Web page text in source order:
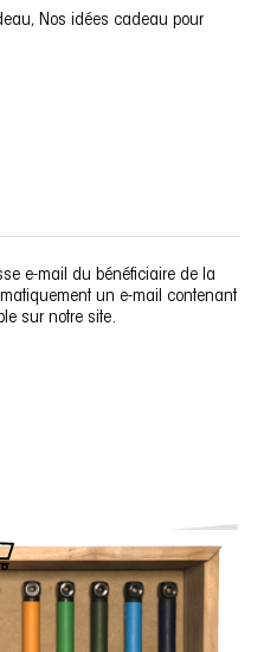
, Nos idées cadeau pour
e-mail du bénéficiaire de la
un e-mail contenant
sur notre site.